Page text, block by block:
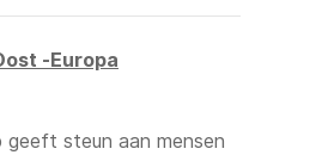
-Europa
geeft steun aan mensen